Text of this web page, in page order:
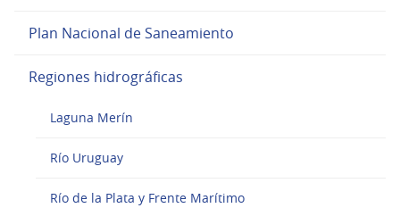
Plan Nacional de Saneamiento
Regiones hidrográficas
Laguna Merín
Río Uruguay
Río de la Plata y Frente Marítimo